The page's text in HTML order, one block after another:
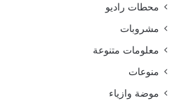
محطات راديو
مشروبات
معلومات متنوعة
منوعات
موضة وازياء